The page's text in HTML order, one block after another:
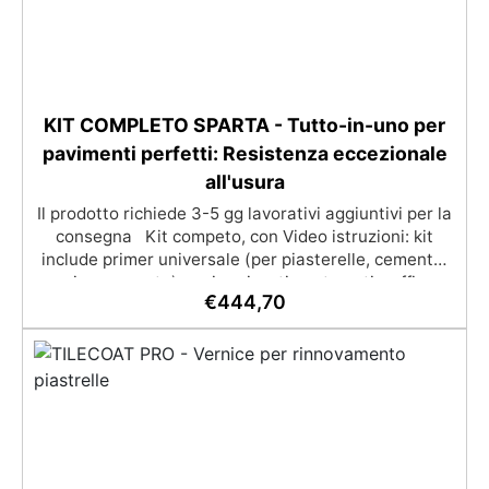
KIT COMPLETO SPARTA - Tutto-in-uno per
pavimenti perfetti: Resistenza eccezionale
all'usura
Il prodotto richiede 3-5 gg lavorativi aggiuntivi per la
consegna Kit competo, con Video istruzioni: kit
include primer universale (per piasterelle, cemento,
microcemento) resina rivestimento antigraffio,
pronto all'uso! Massima resistenza all'usura: il
sistema poliaspartico SPARTA offre una protezione
eccezionale contro graffi, agenti chimici e carichi
pesanti, ideale per ambienti ad alto traffico.​
€444,70